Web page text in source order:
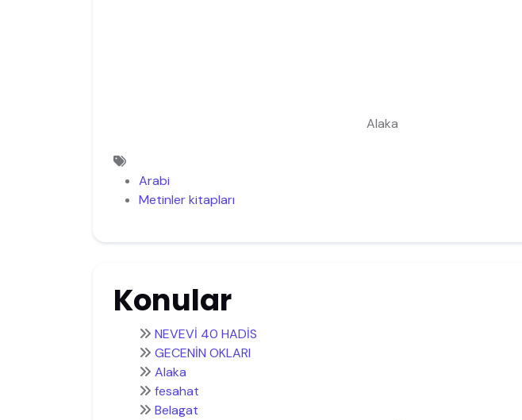
Alaka
Arabi
Metinler kitapları
Konular
NEVEVİ 40 HADİS
GECENİN OKLARI
Alaka
fesahat
Belagat